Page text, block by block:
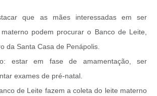
que as mães interessadas em ser
podem procurar o Banco de Leite,
da Santa Casa de Penápolis.
estar em fase de amamentação, ser
exames de pré-natal.
de Leite fazem a coleta do leite materno